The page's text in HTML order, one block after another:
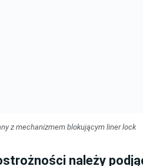
z mechanizmem blokującym liner lock
należy